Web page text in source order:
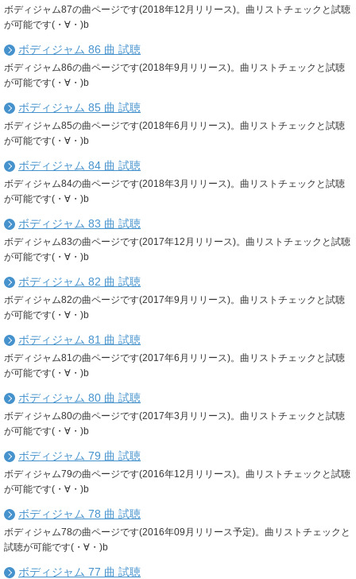
ボディジャム87の曲ページです(2018年12月リリース)。曲リストチェックと試聴
が可能です(・∀・)b
ボディジャム 86 曲 試聴
ボディジャム86の曲ページです(2018年9月リリース)。曲リストチェックと試聴
が可能です(・∀・)b
ボディジャム 85 曲 試聴
ボディジャム85の曲ページです(2018年6月リリース)。曲リストチェックと試聴
が可能です(・∀・)b
ボディジャム 84 曲 試聴
ボディジャム84の曲ページです(2018年3月リリース)。曲リストチェックと試聴
が可能です(・∀・)b
ボディジャム 83 曲 試聴
ボディジャム83の曲ページです(2017年12月リリース)。曲リストチェックと試聴
が可能です(・∀・)b
ボディジャム 82 曲 試聴
ボディジャム82の曲ページです(2017年9月リリース)。曲リストチェックと試聴
が可能です(・∀・)b
ボディジャム 81 曲 試聴
ボディジャム81の曲ページです(2017年6月リリース)。曲リストチェックと試聴
が可能です(・∀・)b
ボディジャム 80 曲 試聴
ボディジャム80の曲ページです(2017年3月リリース)。曲リストチェックと試聴
が可能です(・∀・)b
ボディジャム 79 曲 試聴
ボディジャム79の曲ページです(2016年12月リリース)。曲リストチェックと試聴
が可能です(・∀・)b
ボディジャム 78 曲 試聴
ボディジャム78の曲ページです(2016年09月リリース予定)。曲リストチェックと
試聴が可能です(・∀・)b
ボディジャム 77 曲 試聴